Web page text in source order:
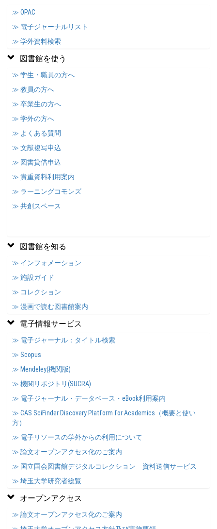
≫ OPAC
≫ 電子ジャーナルリスト
≫ 学外資料検索
図書館を使う
≫ 学生・職員の方へ
≫ 教員の方へ
≫ 卒業生の方へ
≫ 学外の方へ
≫ よくある質問
≫ 文献複写申込
≫ 図書貸借申込
≫ 貴重資料利用案内
≫ ラーニングコモンズ
≫ 共創スペース
図書館を知る
≫ インフォメーション
≫ 施設ガイド
≫ コレクション
≫ 漫画で読む図書館案内
電子情報サービス
≫ 電子ジャーナル：タイトル検索
≫ Scopus
≫ Mendeley(機関版)
≫ 機関リポジトリ(SUCRA)
≫ 電子ジャーナル・データベース・eBook利用案内
≫ CAS SciFinder Discovery Platform for Academics（概要と使い
方）
≫ 電子リソースの学外からの利用について
≫ 論文オープンアクセス化のご案内
≫ 国立国会図書館デジタルコレクション 資料送信サービス
≫ 埼玉大学研究者総覧
オープンアクセス
≫ 論文オープンアクセス化のご案内